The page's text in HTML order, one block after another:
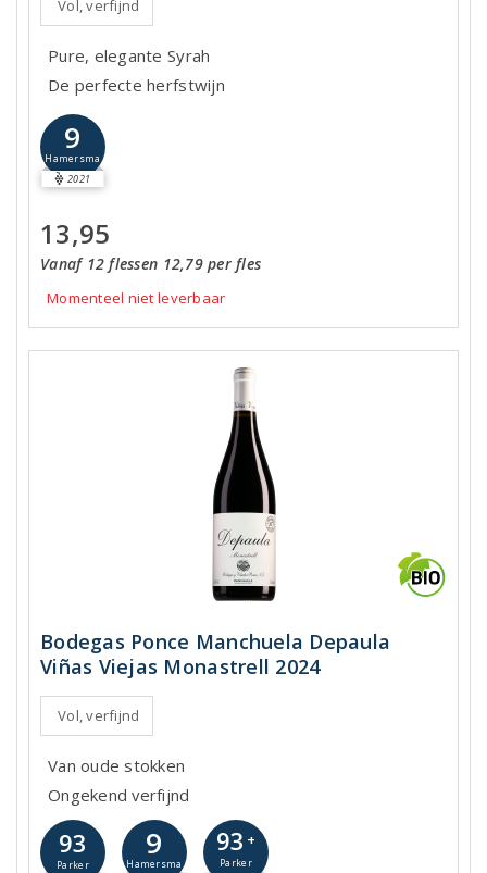
Vol, verfijnd
Pure, elegante Syrah
De perfecte herfstwijn
9
Hamersma
2021
13,95
Vanaf 12 flessen 12,79 per fles
Momenteel niet leverbaar
Bodegas Ponce Manchuela Depaula
Viñas Viejas Monastrell 2024
Vol, verfijnd
Van oude stokken
Ongekend verfijnd
93
Parker
9
Hamersma
93 +
Parker